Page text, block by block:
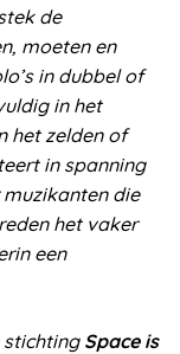
de
moeten en
in dubbel of
in het
het zelden of
in spanning
die
het vaker
een
stichting Space is